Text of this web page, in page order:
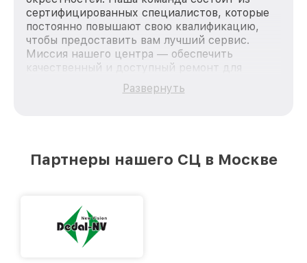
сертифицированных специалистов, которые
постоянно повышают свою квалификацию,
чтобы предоставить вам лучший сервис.
Миссия нашего центра — обеспечить
качественный и доступный ремонт для
каждого пользователя продукции Dali, вне
зависимости от сложности поломки. Мы
Москве, постоянно повышая уровень доверия
Развернуть
Партнеры нашего СЦ в Москве